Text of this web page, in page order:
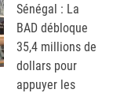
Sénégal : La
BAD débloque
35,4 millions de
dollars pour
appuyer les